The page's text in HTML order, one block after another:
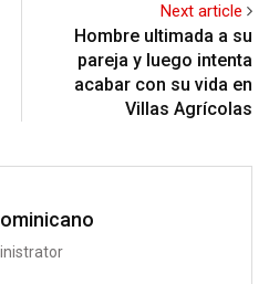
Next article
Hombre ultimada a su
pareja y luego intenta
acabar con su vida en
Villas Agrícolas